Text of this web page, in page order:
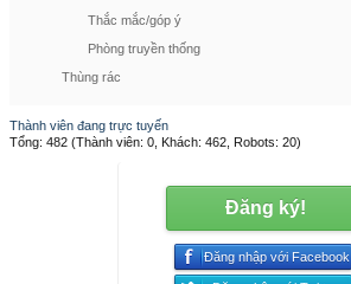
Thắc mắc/góp ý
Phòng truyền thống
Thùng rác
Thành viên đang trực tuyến
Tổng: 482 (Thành viên: 0, Khách: 462, Robots: 20)
Đăng ký!
Đăng nhập với Facebook